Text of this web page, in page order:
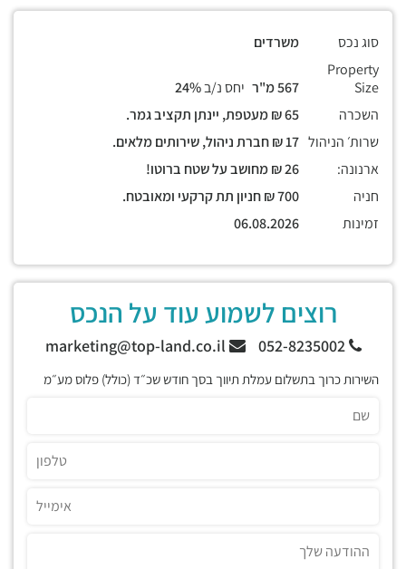
סוג נכס
משרדים
Property
Size
יחס נ/ב
השכרה
שרות׳ הניהול
ארנונה:
חניה
זמינות
רוצים לשמוע עוד על הנכס
052-8235002
השירות כרוך בתשלום עמלת תיווך בסך חודש שכ״ד (כולל) פלוס מע״מ